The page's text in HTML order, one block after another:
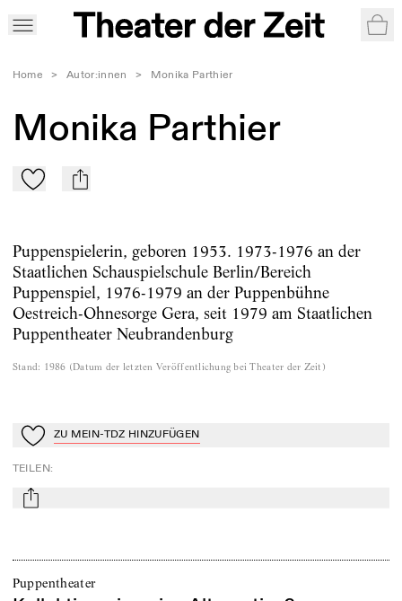
Home > Autor:innen > Monika Parthier
Monika Parthier
Zu Mein-TdZ hinzufügen
mail
Puppenspielerin, geboren 1953. 1973-1976 an der
Staatlichen Schauspielschule Berlin/Bereich
Puppenspiel, 1976-1979 an der Puppenbühne
Oestreich-Ohnesorge Gera, seit 1979 am Staatlichen
Puppentheater Neubrandenburg
Stand: 1986 (Datum der letzten Veröffentlichung bei Theater der Zeit )
Zu Mein-TdZ hinzufügen
ZU MEIN-TDZ HINZUFÜGEN
TEILEN:
mail
Puppentheater